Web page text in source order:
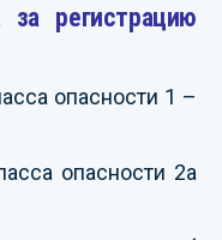
регистрацию
опасности 1 –
опасности 2а